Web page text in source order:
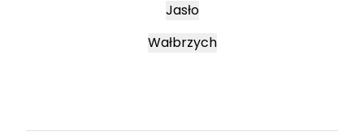
Jasło
Wałbrzych